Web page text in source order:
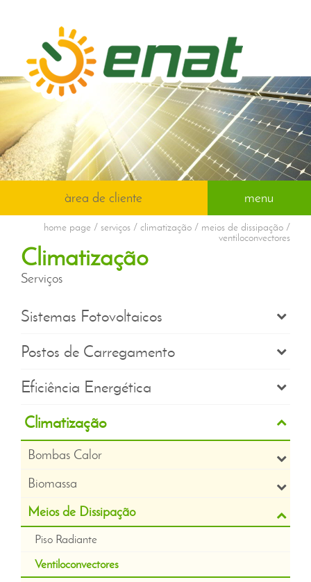
àrea de cliente menu
home page / serviços / climatização / meios de dissipação /
ventiloconvectores
Climatização
Serviços
Sistemas Fotovoltaicos
Postos de Carregamento
Eficiência Energética
Climatização
Bombas Calor
Biomassa
Meios de Dissipação
Piso Radiante
Ventiloconvectores